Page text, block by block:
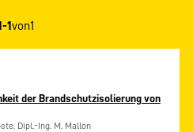
1von1
der Brandschutzisolierung von
Dipl.-Ing. M. Mallon